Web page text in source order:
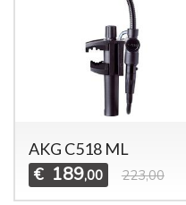
AKG C518 ML
€ 189,00 223,00